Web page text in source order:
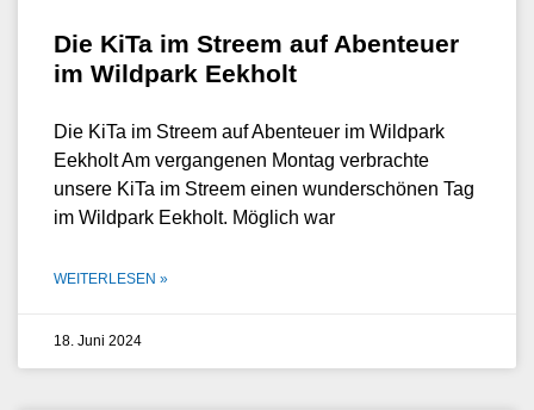
Die KiTa im Streem auf Abenteuer
im Wildpark Eekholt
Die KiTa im Streem auf Abenteuer im Wildpark
Eekholt Am vergangenen Montag verbrachte
unsere KiTa im Streem einen wunderschönen Tag
im Wildpark Eekholt. Möglich war
WEITERLESEN »
18. Juni 2024